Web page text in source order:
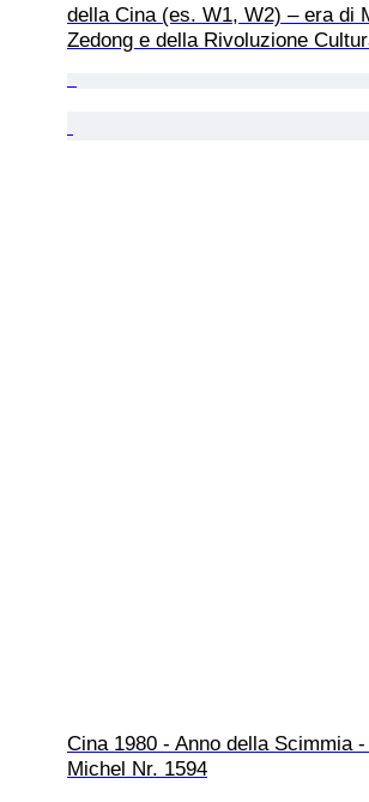
della Cina (es. W1, W2) – era di
Zedong e della Rivoluzione
Cina 1980 - Anno della Scimmia -
Michel Nr. 1594